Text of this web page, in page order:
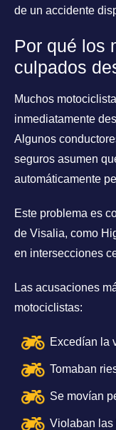
de un accidente
Por qué los
culpados
Muchos
inmediatamente
Algunos
seguros asumen
automáticamente
Este problema es
de Visalia, como
en intersecciones
Las acusaciones
motociclistas:
Excedían la
Tomaban
Se movían
Violaban las